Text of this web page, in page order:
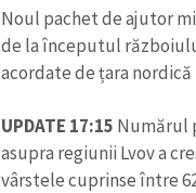
Noul pachet de ajutor
de la începutul
acordate de țara
UPDATE 17:15 Numărul
asupra regiunii Lvov a
vârstele cuprinse între